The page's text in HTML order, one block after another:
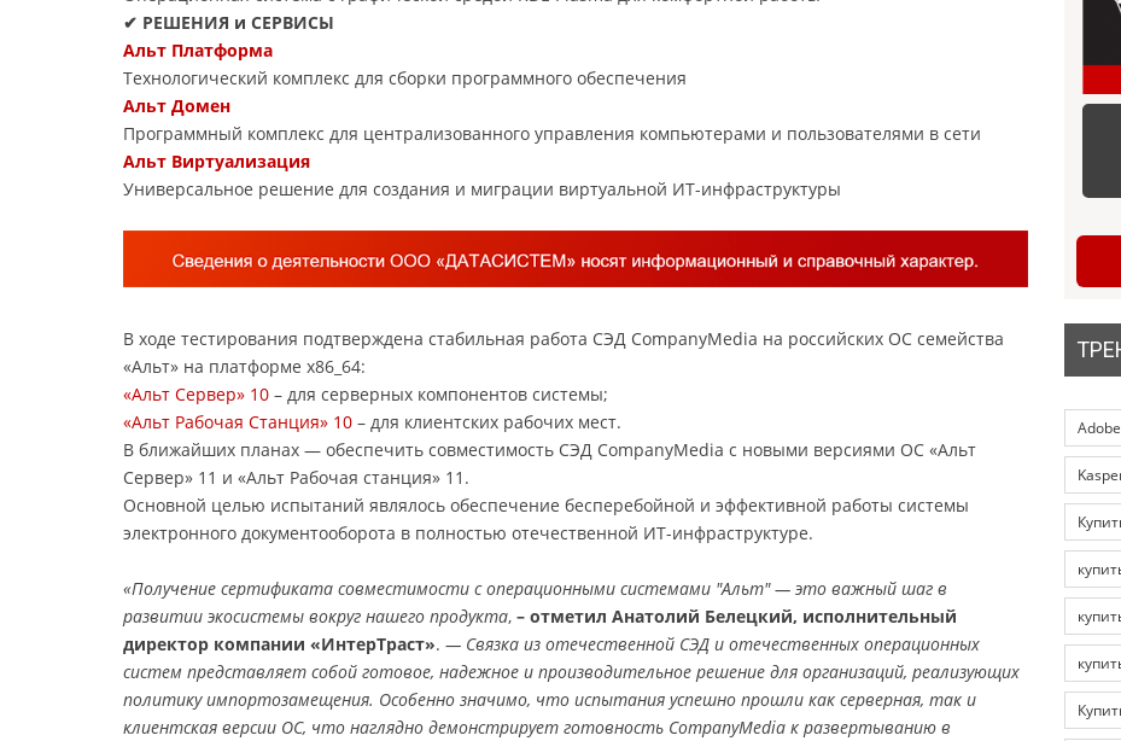
✔ РЕШЕНИЯ и СЕРВИСЫ
Альт Платформа
Технологический комплекс для сборки программного обеспечения
Альт Домен
Программный комплекс для централизованного управления компьютерами и пользователями в сети
Альт Виртуализация
Универсальное решение для создания и миграции виртуальной ИТ-инфраструктуры
В ходе тестирования подтверждена стабильная работа СЭД CompanyMedia на российских ОС семейства
«Альт» на платформе x86_64:
«Альт Сервер» 10 – для серверных компонентов системы;
«Альт Рабочая Станция» 10 – для клиентских рабочих мест.
В ближайших планах — обеспечить совместимость СЭД CompanyMedia с новыми версиями ОС «Альт
Сервер» 11 и «Альт Рабочая станция» 11.
Основной целью испытаний являлось обеспечение бесперебойной и эффективной работы системы
электронного документооборота в полностью отечественной ИТ-инфраструктуре.
«Получение сертификата совместимости с операционными системами "Альт" — это важный шаг в
развитии экосистемы вокруг нашего продукта, – отметил Анатолий Белецкий, исполнительный
директор компании «ИнтерТраст». — Связка из отечественной СЭД и отечественных операционных
систем представляет собой готовое, надежное и производительное решение для организаций, реализующих
политику импортозамещения. Особенно значимо, что испытания успешно прошли как серверная, так и
клиентская версии ОС, что наглядно демонстрирует готовность CompanyMedia к развертыванию в
Adobe